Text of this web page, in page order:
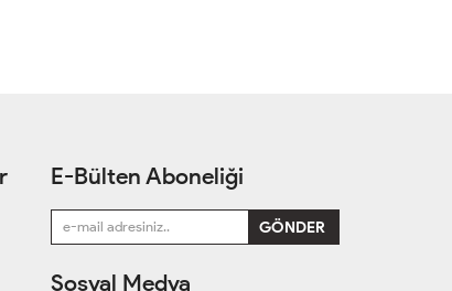
E-Bülten Aboneliği
Sosyal Medya